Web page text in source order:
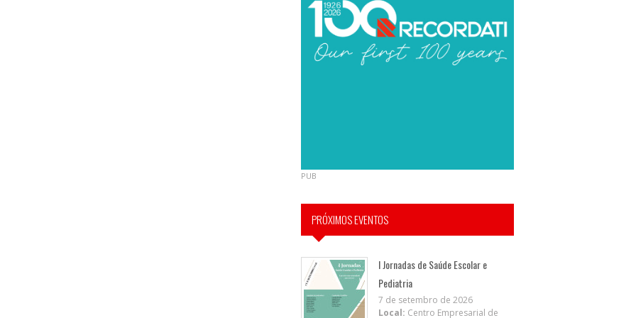
PUB
PRÓXIMOS EVENTOS
I Jornadas de Saúde Escolar e
Pediatria
7 de setembro de 2026
Local: Centro Empresarial de